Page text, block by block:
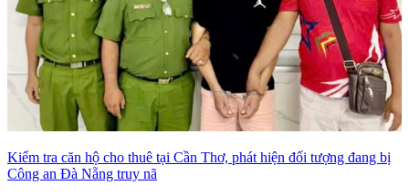
Kiểm tra căn hộ cho thuê tại Cần Thơ, phát hiện đối tượng đang bị
Công an Đà Nẵng truy nã